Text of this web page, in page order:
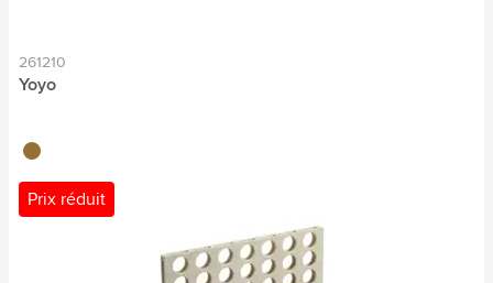
261210
Yoyo
brun bois
Prix réduit